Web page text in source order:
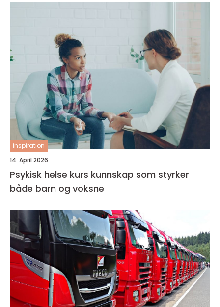
inspiration
14. April 2026
Psykisk helse kurs kunnskap som styrker
både barn og voksne